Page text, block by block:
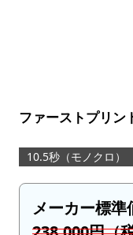
ファーストプリン
10.5秒（モノクロ）
メーカー標準